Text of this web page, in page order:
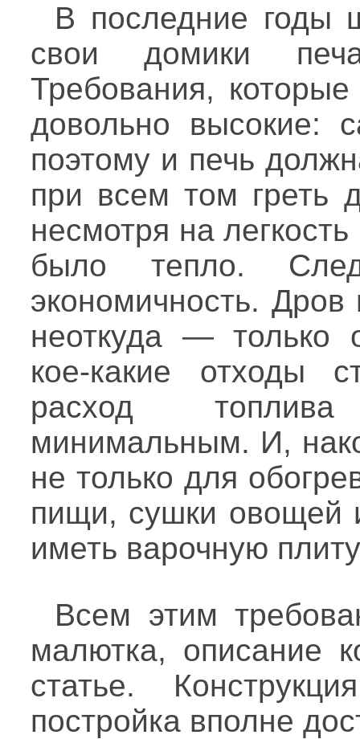
В последние годы
свои домики
Требования,
довольно высокие:
поэтому и печь
при всем том греть
несмотря на
было тепло.
экономичность. Дров
неоткуда — только
кое-какие отходы
расход
минимальным. И,
не только для
пищи, сушки овощей
иметь варочную
Всем этим
малютка, описание
статье.
постройка вполне